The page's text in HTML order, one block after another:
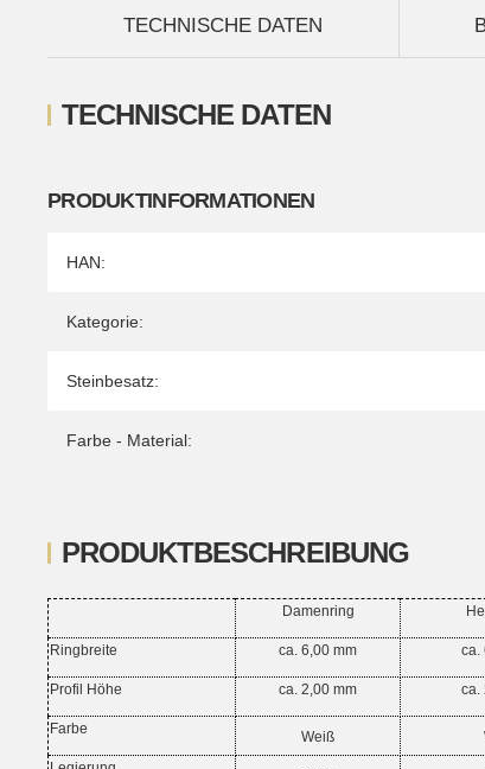
TECHNISCHE DATEN
TECHNISCHE DATEN
PRODUKTINFORMATIONEN
Produkteigenschaft
Wert
HAN:
Kategorie:
Steinbesatz:
Farbe - Material:
PRODUKTBESCHREIBUNG
Damenring
Ringbreite ca. 6,00 mm ca.
Profil Höhe ca. 2,00 mm ca.
Farbe Weiß